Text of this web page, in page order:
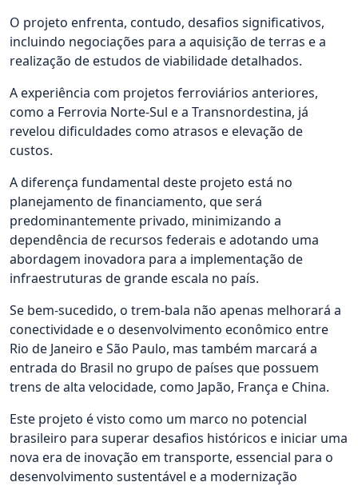
O projeto enfrenta, contudo, desafios significativos,
incluindo negociações para a aquisição de terras e a
realização de estudos de viabilidade detalhados.
A experiência com projetos ferroviários anteriores,
como a Ferrovia Norte-Sul e a Transnordestina, já
revelou dificuldades como atrasos e elevação de
custos.
A diferença fundamental deste projeto está no
planejamento de financiamento, que será
predominantemente privado, minimizando a
dependência de recursos federais e adotando uma
abordagem inovadora para a implementação de
infraestruturas de grande escala no país.
Se bem-sucedido, o trem-bala não apenas melhorará a
conectividade e o desenvolvimento econômico entre
Rio de Janeiro e São Paulo, mas também marcará a
entrada do Brasil no grupo de países que possuem
trens de alta velocidade, como Japão, França e China.
Este projeto é visto como um marco no potencial
brasileiro para superar desafios históricos e iniciar uma
nova era de inovação em transporte, essencial para o
desenvolvimento sustentável e a modernização